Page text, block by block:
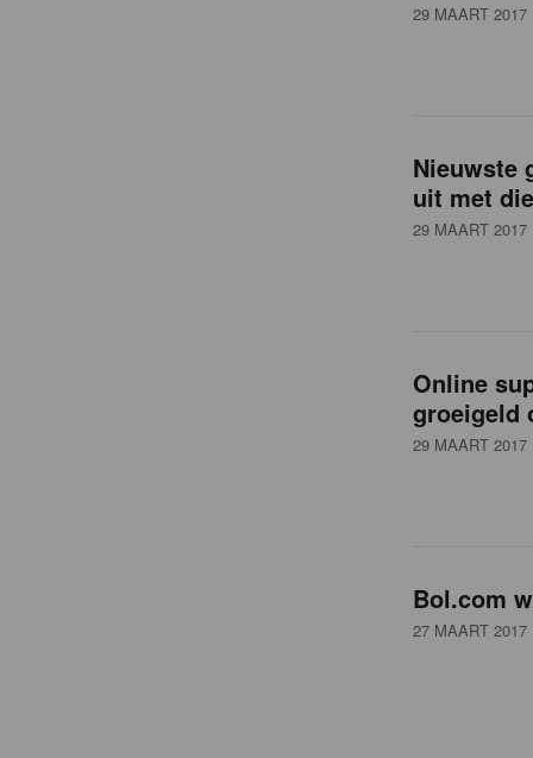
29 MAART 2017
Nieuwste
uit met
29 MAART 2017
Online
groeigeld
29 MAART 2017
Bol.com
27 MAART 2017